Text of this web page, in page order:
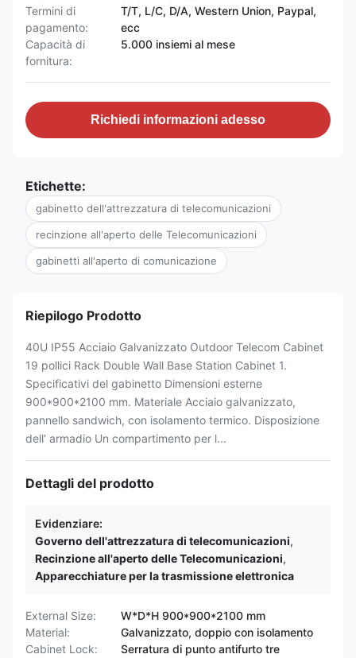
Termini di
pagamento:
T/T, L/C, D/A, Western Union, Paypal,
ecc
Capacità di
fornitura:
5.000 insiemi al mese
Richiedi informazioni adesso
Etichette:
gabinetto dell'attrezzatura di telecomunicazioni
recinzione all'aperto delle Telecomunicazioni
gabinetti all'aperto di comunicazione
Riepilogo Prodotto
40U IP55 Acciaio Galvanizzato Outdoor Telecom Cabinet
19 pollici Rack Double Wall Base Station Cabinet 1.
Specificativi del gabinetto Dimensioni esterne
900*900*2100 mm. Materiale Acciaio galvanizzato,
pannello sandwich, con isolamento termico. Disposizione
dell' armadio Un compartimento per l...
Dettagli del prodotto
Evidenziare:
Governo dell'attrezzatura di telecomunicazioni,
Recinzione all'aperto delle Telecomunicazioni,
Apparecchiature per la trasmissione elettronica
External Size:
W*D*H 900*900*2100 mm
Material:
Galvanizzato, doppio con isolamento
Cabinet Lock:
Serratura di punto antifurto tre